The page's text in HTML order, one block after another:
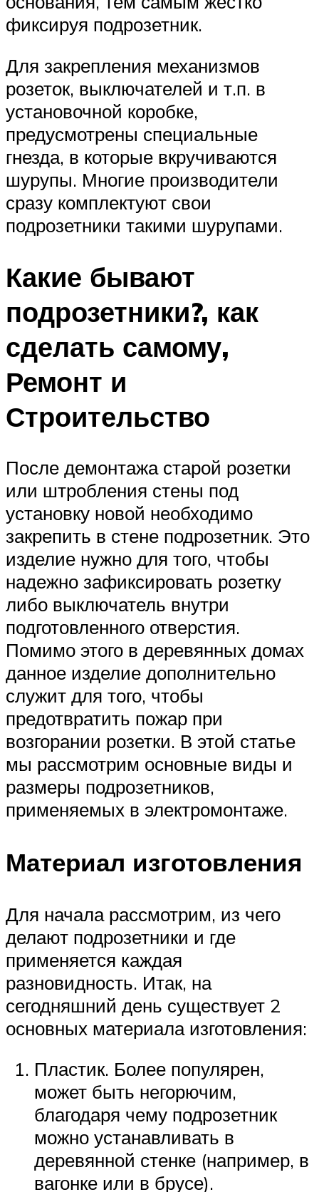
фиксируя подрозетник.
Для закрепления механизмов
розеток, выключателей и т.п. в
установочной коробке,
предусмотрены специальные
гнезда, в которые вкручиваются
шурупы. Многие производители
сразу комплектуют свои
подрозетники такими шурупами.
Какие бывают
подрозетники?, как
сделать самому,
Ремонт и
Строительство
После демонтажа старой розетки
или штробления стены под
установку новой необходимо
закрепить в стене подрозетник. Это
изделие нужно для того, чтобы
надежно зафиксировать розетку
либо выключатель внутри
подготовленного отверстия.
Помимо этого в деревянных домах
данное изделие дополнительно
служит для того, чтобы
предотвратить пожар при
возгорании розетки. В этой статье
мы рассмотрим основные виды и
размеры подрозетников,
применяемых в электромонтаже.
Материал изготовления
Для начала рассмотрим, из чего
делают подрозетники и где
применяется каждая
разновидность. Итак, на
сегодняшний день существует 2
основных материала изготовления:
Пластик. Более популярен,
может быть негорючим,
благодаря чему подрозетник
можно устанавливать в
деревянной стенке (например, в
вагонке или в брусе).